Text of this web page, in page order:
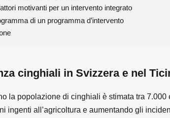
motivanti per un intervento integrato
di un programma d’intervento
cinghiali in Svizzera e nel
la popolazione di cinghiali è stimata tra 7.000
ingenti all’agricoltura e aumentando gli